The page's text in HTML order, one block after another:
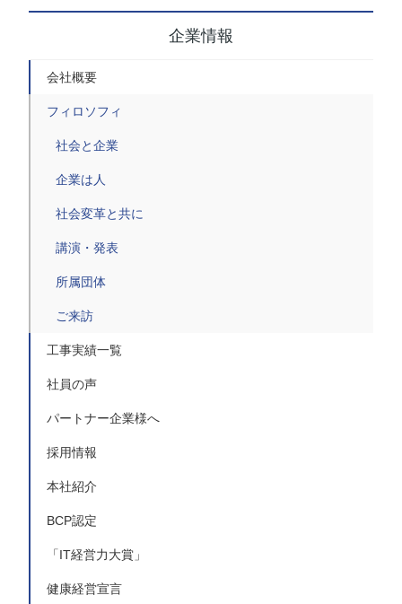
企業情報
会社概要
フィロソフィ
社会と企業
企業は人
社会変革と共に
講演・発表
所属団体
ご来訪
工事実績一覧
社員の声
パートナー企業様へ
採用情報
本社紹介
BCP認定
「IT経営力大賞」
健康経営宣言